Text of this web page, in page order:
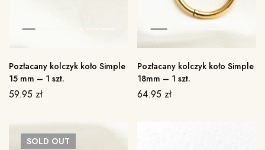
Pozłacany kolczyk koło Simple
15 mm – 1 szt.
59.95 zł
Pozłacany kolczyk koło Simple
18mm – 1 szt.
64.95 zł
SOLD OUT